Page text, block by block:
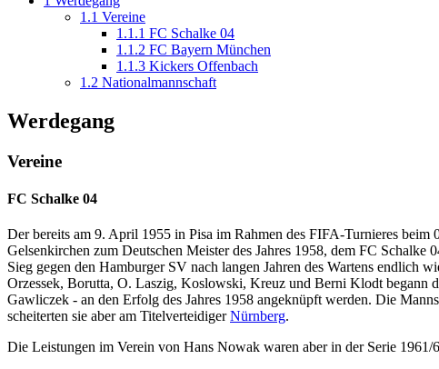
1.1 Vereine
1.1.1 FC Schalke 04
1.1.2 FC Bayern München
1.1.3 Kickers Offenbach
1.2 Nationalmannschaft
Werdegang
Vereine
FC Schalke 04
Der bereits am 9. April 1955 in Pisa im Rahmen des FIFA-Turnieres
Gelsenkirchen zum Deutschen Meister des Jahres 1958, dem FC
Sieg gegen den Hamburger SV nach langen Jahren des Wartens endlich
Orzessek, Borutta, O. Laszig, Koslowski, Kreuz und Berni Klodt begann
Gawliczek - an den Erfolg des Jahres 1958 angeknüpft werden. Die
scheiterten sie aber am TitelverteidigerNürnberg.
Die Leistungen im Verein von Hans Nowak waren aber in der Serie